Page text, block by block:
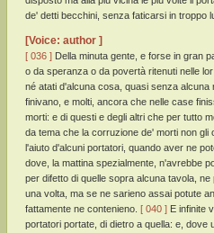
de' detti becchini, senza faticarsi in troppo
[Voice: author ]
[ 036 ] Della minuta gente, e forse in gran
o da speranza o da povertà ritenuti nelle
né atati d'alcuna cosa, quasi senza alcuna
finivano, e molti, ancora che nelle case
morti: e di questi e degli altri che per tutto
da tema che la corruzione de' morti non
l'aiuto d'alcuni portatori, quando aver ne
dove, la mattina spezialmente, n'avrebbe
per difetto di quelle sopra alcuna tavola,
una volta, ma se ne sarieno assai potute
fattamente ne contenieno. [ 040 ] E infinite
portatori portate, di dietro a quella: e, dove